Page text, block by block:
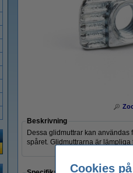
Beskrivning
Dessa glidmuttrar kan
spåret. Glidmuttrarna är lämpliga
Cookies